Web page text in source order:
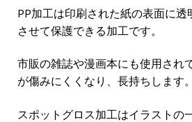
PP加工は印刷された紙の表面に
させて保護できる加工です。
市販の雑誌や漫画本にも使用され
が傷みにくくなり、長持ちします。
スポットグロス加工はイラストの